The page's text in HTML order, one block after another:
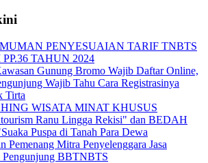
PENYESUAIAN TARIF TNBTS
PP.36 TAHUN 2024
Gunung Bromo Wajib Daftar Online,
Wajib Tahu Cara Registrasinya
Tirta
WISATA MINAT KHUSUS
Ranu Lingga Rekisi" dan BEDAH
Puspa di Tanah Para Dewa
Pemenang Mitra Penyelenggara Jasa
Pengunjung BBTNBTS